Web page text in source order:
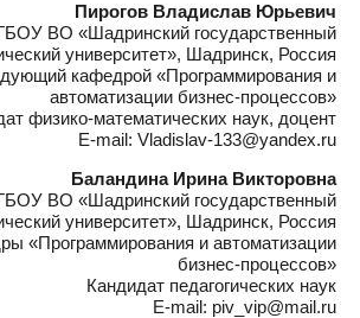
Пирогов Владислав Юрьевич
ВО «Шадринский государственный
университет», Шадринск, Россия
кафедрой «Программирования и
автоматизации бизнес-процессов»
физико-математических наук, доцент
E-mail: Vladislav-133@yandex.ru
Баландина Ирина Викторовна
ВО «Шадринский государственный
университет», Шадринск, Россия
«Программирования и автоматизации
бизнес-процессов»
Кандидат педагогических наук
E-mail: piv_vip@mail.ru